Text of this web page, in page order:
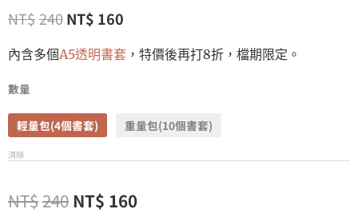
NT$240 NT$ 160
內含多個A5透明書套 ，特價後再打8折，檔期限定。
數量
輕量包(4個書套) 重量包(10個書套)
清除
NT$240 NT$ 160